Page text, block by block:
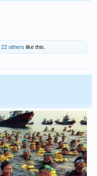
22 others like this.